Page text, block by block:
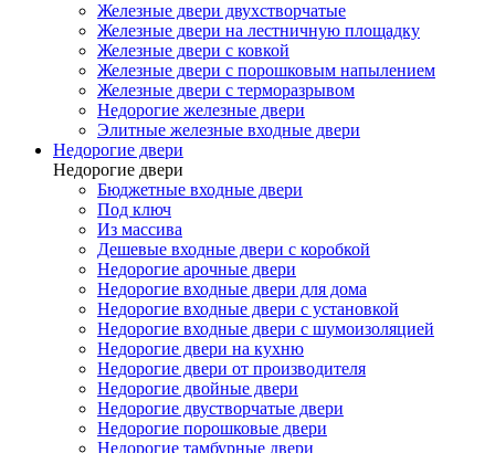
Железные двери двухстворчатые
Железные двери на лестничную площадку
Железные двери с ковкой
Железные двери с порошковым напылением
Железные двери с терморазрывом
Недорогие железные двери
Элитные железные входные двери
Недорогие двери
Недорогие двери
Бюджетные входные двери
Под ключ
Из массива
Дешевые входные двери с коробкой
Недорогие арочные двери
Недорогие входные двери для дома
Недорогие входные двери с установкой
Недорогие входные двери с шумоизоляцией
Недорогие двери на кухню
Недорогие двери от производителя
Недорогие двойные двери
Недорогие двустворчатые двери
Недорогие порошковые двери
Недорогие тамбурные двери